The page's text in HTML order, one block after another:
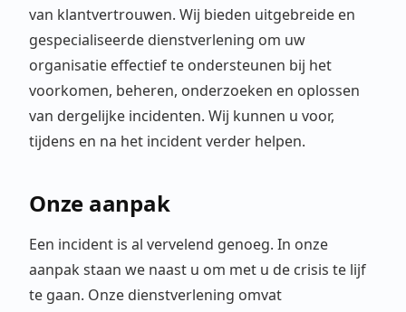
van klantvertrouwen. Wij bieden uitgebreide en
gespecialiseerde dienstverlening om uw
organisatie effectief te ondersteunen bij het
voorkomen, beheren, onderzoeken en oplossen
van dergelijke incidenten. Wij kunnen u voor,
tijdens en na het incident verder helpen.
Onze aanpak
Een incident is al vervelend genoeg. In onze
aanpak staan we naast u om met u de crisis te lijf
te gaan. Onze dienstverlening omvat